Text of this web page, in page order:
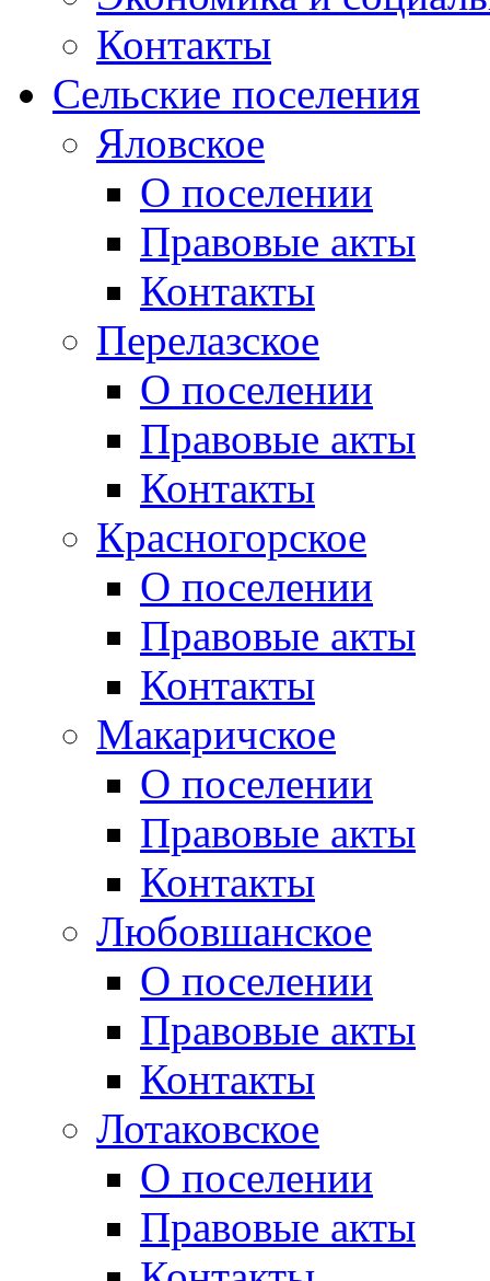
Контакты
Сельские поселения
Яловское
О поселении
Правовые акты
Контакты
Перелазское
О поселении
Правовые акты
Контакты
Красногорское
О поселении
Правовые акты
Контакты
Макаричское
О поселении
Правовые акты
Контакты
Любовшанское
О поселении
Правовые акты
Контакты
Лотаковское
О поселении
Правовые акты